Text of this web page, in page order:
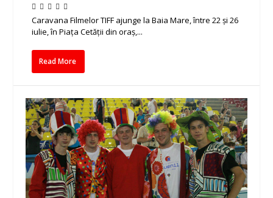
Caravana Filmelor TIFF ajunge la Baia Mare, între 22 și 26
iulie, în Piața Cetății din oraș,...
Read More